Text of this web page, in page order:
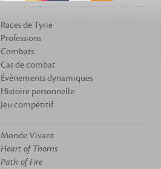
Races de Tyrie
Professions
Combats
Cas de combat
Évènements dynamiques
Histoire personnelle
Jeu compétitif
Monde Vivant
Heart of Thorns
Path of Fire